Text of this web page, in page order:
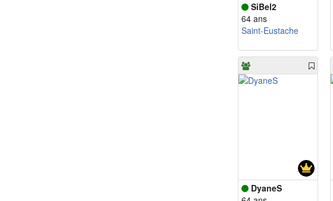
SiBel2
64 ans
Saint-Eustache
DyaneS